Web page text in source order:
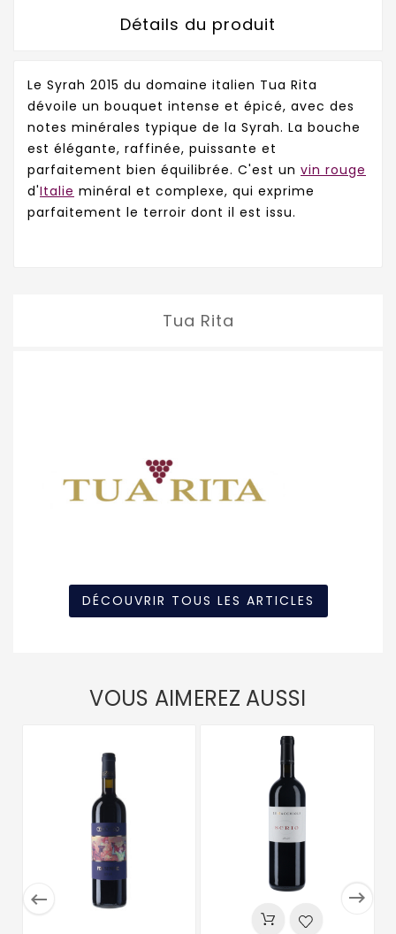
Détails du produit
Le Syrah 2015 du domaine italien Tua Rita
dévoile un bouquet intense et épicé, avec des
notes minérales typique de la Syrah. La bouche
est élégante, raffinée, puissante et
parfaitement bien équilibrée. C'est un vin rouge
d'Italie minéral et complexe, qui exprime
parfaitement le terroir dont il est issu.
Tua Rita
DÉCOUVRIR TOUS LES ARTICLES
VOUS AIMEREZ AUSSI
 